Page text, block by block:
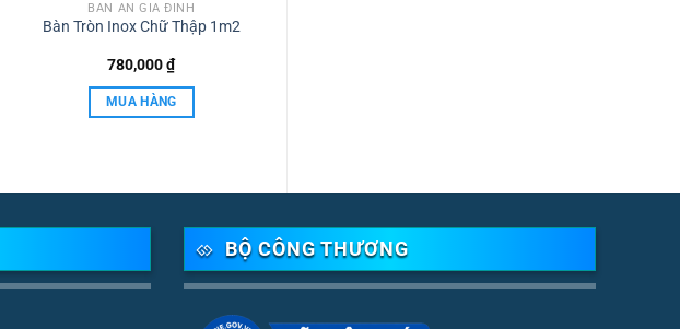
BÀN ĂN GIA ĐÌNH
Bàn Tròn Inox Chữ Thập 1m2
780,000₫
MUA HÀNG
BỘ CÔNG THƯƠNG